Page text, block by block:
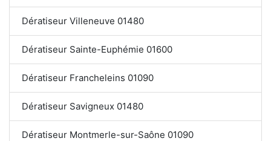
Dératiseur Villeneuve 01480
Dératiseur Sainte-Euphémie 01600
Dératiseur Francheleins 01090
Dératiseur Savigneux 01480
Dératiseur Montmerle-sur-Saône 01090